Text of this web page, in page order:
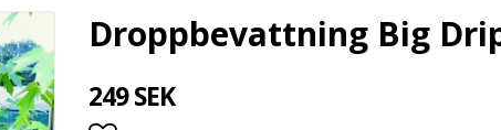
Droppbevattning Big
249 SEK